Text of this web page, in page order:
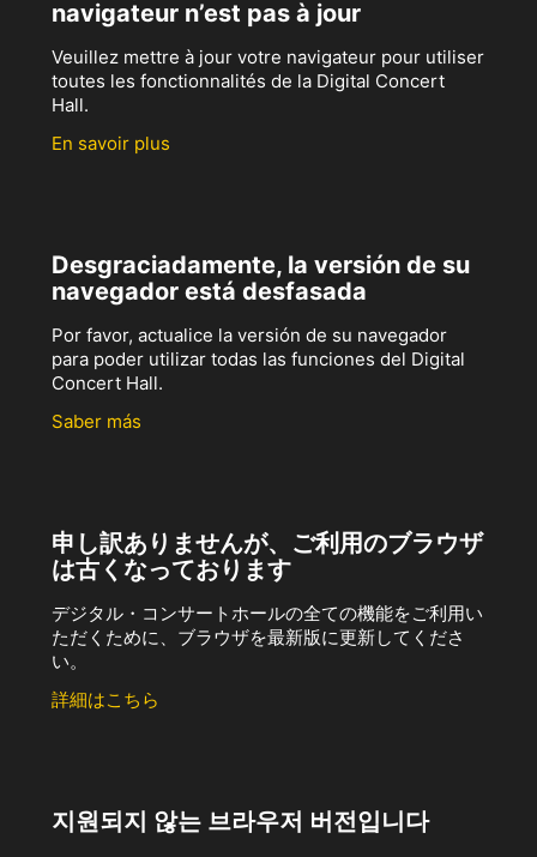
navigateur n’est pas à jour
Veuillez mettre à jour votre navigateur pour utiliser
toutes les fonctionnalités de la Digital Concert
Hall.
En savoir plus
Desgraciadamente, la versión de su
navegador está desfasada
Por favor, actualice la versión de su navegador
para poder utilizar todas las funciones del Digital
Concert Hall.
Saber más
申し訳ありませんが、ご利用のブラウザ
は古くなっております
デジタル・コンサートホールの全ての機能をご利用い
ただくために、ブラウザを最新版に更新してくださ
い。
詳細はこちら
지원되지 않는 브라우저 버전입니다